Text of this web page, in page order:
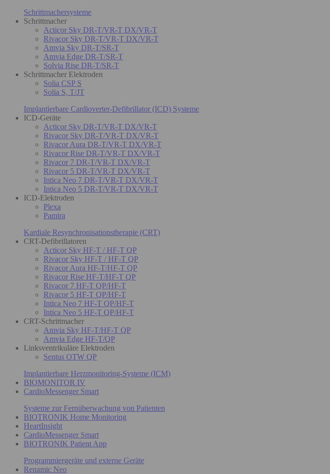
Schrittmachersysteme
Schrittmacher
Acticor Sky DR-T/VR-T DX/VR-T
Rivacor Sky DR-T/VR-T DX/VR-T
Amvia Sky DR-T/SR-T
Amvia Edge DR-T/SR-T
Solvia Rise DR-T/SR-T
Schrittmacher Elektroden
Solia CSP S
Solia S, T/JT
Implantierbare Cardioverter-Defibrillator (ICD) Systeme
ICD-Geräte
Acticor Sky DR-T/VR-T DX/VR-T
Rivacor Sky DR-T/VR-T DX/VR-T
Rivacor Aura DR-T/VR-T DX/VR-T
Rivacor Rise DR-T/VR-T DX/VR-T
Rivacor 7 DR-T/VR-T DX/VR-T
Rivacor 5 DR-T/VR-T DX/VR-T
Intica Neo 7 DR-T/VR-T DX/VR-T
Intica Neo 5 DR-T/VR-T DX/VR-T
ICD-Elektroden
Plexa
Pamira
Kardiale Resynchronisationstherapie (CRT)
CRT-Defibrillatoren
Acticor Sky HF-T / HF-T QP
Rivacor Sky HF-T / HF-T QP
Rivacor Aura HF-T/HF-T QP
Rivacor Rise HF-T/HF-T QP
Rivacor 7 HF-T QP/HF-T
Rivacor 5 HF-T QP/HF-T
Intica Neo 7 HF-T QP/HF-T
Intica Neo 5 HF-T QP/HF-T
CRT-Schrittmacher
Amvia Sky HF-T/HF-T QP
Amvia Edge HF-T/QP
Linksventrikuläre Elektroden
Sentus OTW QP
Implantierbare Herzmonitoring-Systeme (ICM)
BIOMONITOR IV
CardioMessenger Smart
Systeme zur Fernüberwachung von Patienten
BIOTRONIK Home Monitoring
HeartInsight
CardioMessenger Smart
BIOTRONIK Patient App
Programmiergeräte und externe Geräte
Renamic Neo